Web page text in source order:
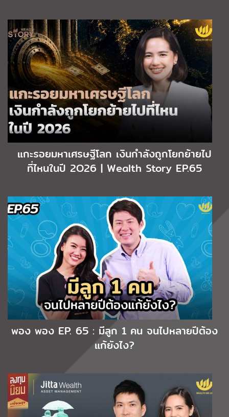
แกะรอยมหาเศรษฐีโลก เงินกำลังถูกโยกย้ายไป
ที่ไหนในปี 2O26 | Wealth Story EP.65
พอง พอง EP. 65 : มีลูก 1 คน จนไปหลายปีต้อง
แก้ยังไง?